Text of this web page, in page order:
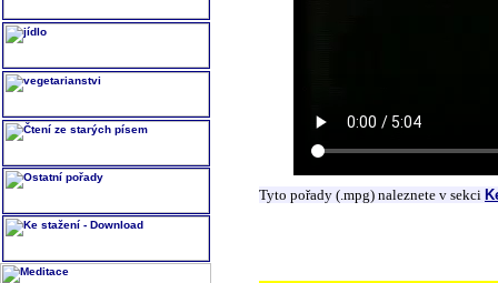
Tyto pořady (.mpg) naleznete v sekci